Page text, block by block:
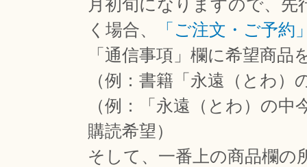
月初旬になりますので、先
く場合、
「ご注文・ご予約
「通信事項」欄に希望商品
（例：書籍「永遠（とわ）
（例：「永遠（とわ）の
購読希望）
そして、一番上の商品欄の